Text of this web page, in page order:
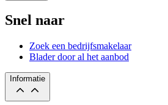
Snel naar
Zoek een bedrijfsmakelaar
Blader door al het aanbod
Informatie